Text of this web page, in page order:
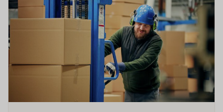
–
kā
sagatavoties?
Gundegas
pieredze